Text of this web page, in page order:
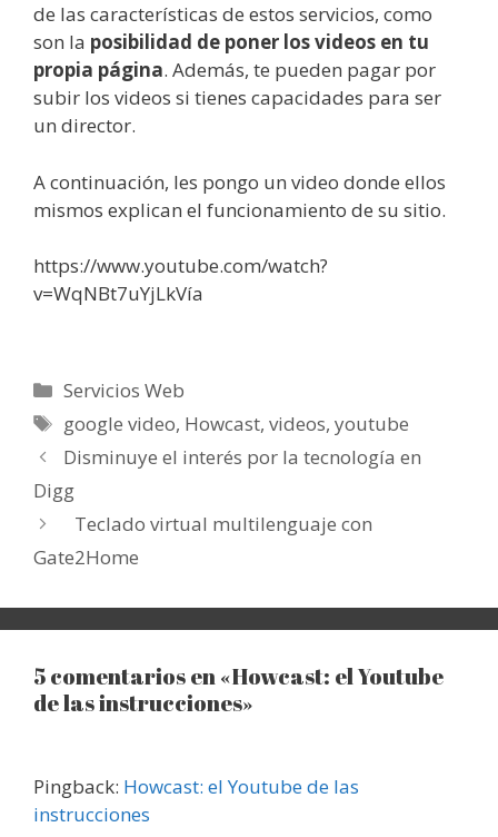
de las características de estos servicios, como
son la posibilidad de poner los videos en tu
propia página. Además, te pueden pagar por
subir los videos si tienes capacidades para ser
un director.
A continuación, les pongo un video donde ellos
mismos explican el funcionamiento de su sitio.
https://www.youtube.com/watch?
v=WqNBt7uYjLkVía
Categorías
Servicios Web
Etiquetas
google video, Howcast,videos,youtube
Disminuye el interés por la tecnología en
Digg
Teclado virtual multilenguaje con
Gate2Home
5 comentarios en «Howcast: el Youtube
de las instrucciones»
Pingback: Howcast: el Youtube de las
instrucciones